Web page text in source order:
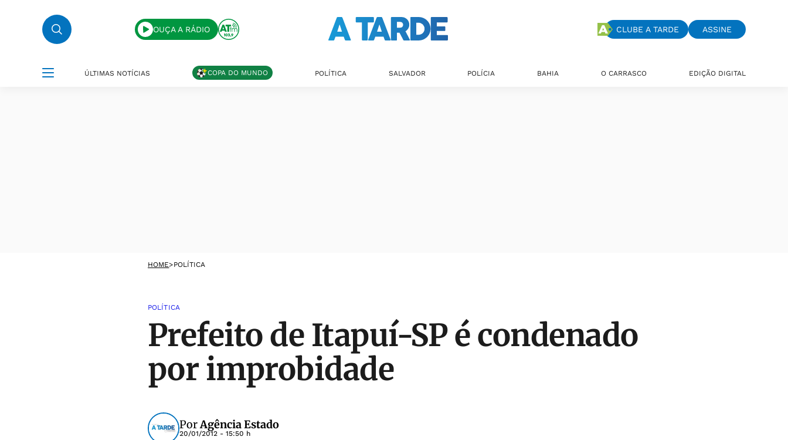
OUÇA A RÁDIO CLUBE A TARDE ASSINE
ÚLTIMAS NOTÍCIAS COPA DO MUNDO POLÍTICA SALVADOR POLÍCIA BAHIA O CARRASCO EDIÇÃO DIGITAL
HOME>POLÍTICA
POLÍTICA
Prefeito de Itapuí-SP é condenado
por improbidade
PorAgência Estado
20/01/2012 - 15:50 h